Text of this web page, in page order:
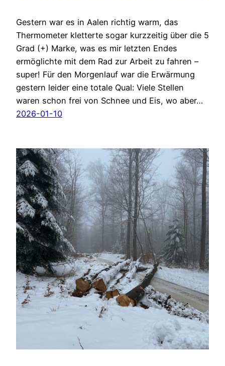
Gestern war es in Aalen richtig warm, das
Thermometer kletterte sogar kurzzeitig über die 5
Grad (+) Marke, was es mir letzten Endes
ermöglichte mit dem Rad zur Arbeit zu fahren –
super! Für den Morgenlauf war die Erwärmung
gestern leider eine totale Qual: Viele Stellen
waren schon frei von Schnee und Eis, wo aber…
2026-01-10